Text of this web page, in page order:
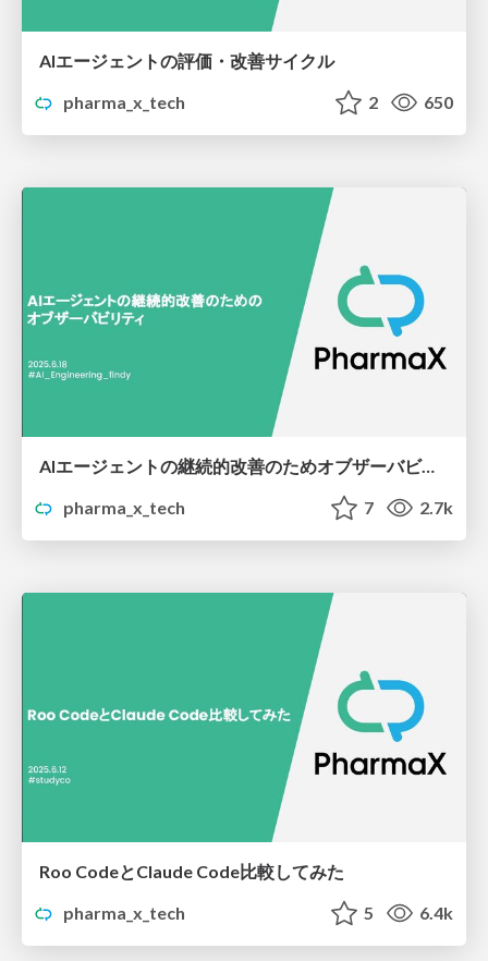
AIエージェントの評価・改善サイクル
pharma_x_tech
2 650
AIエージェントの継続的改善のためオブザーバビリティ
pharma_x_tech
7 2.7k
Roo CodeとClaude Code比較してみた
pharma_x_tech
5 6.4k